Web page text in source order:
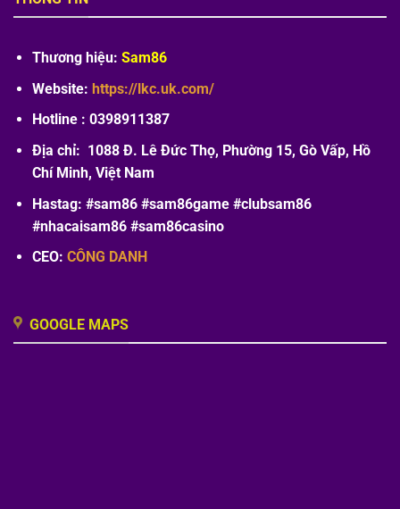
Thương hiệu: Sam86
Website: https://lkc.uk.com/
Hotline : 0398911387
Địa chỉ: 1088 Đ. Lê Đức Thọ, Phường 15, Gò Vấp, Hồ
Chí Minh, Việt Nam
Hastag: #sam86 #sam86game #clubsam86
#nhacaisam86 #sam86casino
CEO: CÔNG DANH
GOOGLE MAPS